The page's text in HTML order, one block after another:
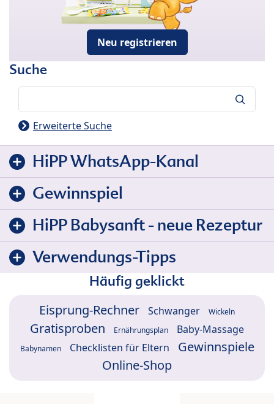
Neu registrieren
Suche
Erweiterte Suche
HiPP WhatsApp-Kanal
Gewinnspiel
HiPP Babysanft - neue Rezeptur
Verwendungs-Tipps
Häufig geklickt
Eisprung-Rechner Schwanger Wickeln
Gratisproben Ernährungsplan Baby-Massage
Babynamen Checklisten für Eltern
Gewinnspiele
Online-Shop